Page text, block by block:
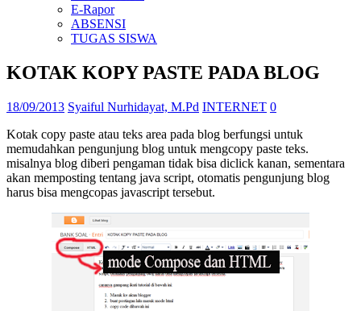
E-Rapor
ABSENSI
TUGAS SISWA
KOTAK KOPY PASTE PADA BLOG
18/09/2013 Syaiful Nurhidayat, M.Pd INTERNET 0
Kotak copy paste atau teks area pada blog berfungsi untuk
memudahkan pengunjung blog untuk mengcopy paste teks.
misalnya blog diberi pengaman tidak bisa diclick kanan, sementara
akan memposting tentang java script, otomatis pengunjung blog
harus bisa mengcopas javascript tersebut.